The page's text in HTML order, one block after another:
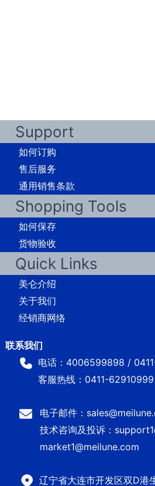
Support
如何订购
售后服务
通用销售条款
Shopping Tools
如何保存
货物验收
Quick Links
美仑介绍
关于我们
经销商网络
电话：4006599898 /
客服热线：0411-62910999
电子邮件：
技术咨询及投诉：
market1@meilune.com
辽宁省大连市开发区双D港